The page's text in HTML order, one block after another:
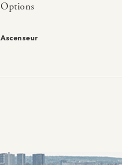
Options
Ascenseur